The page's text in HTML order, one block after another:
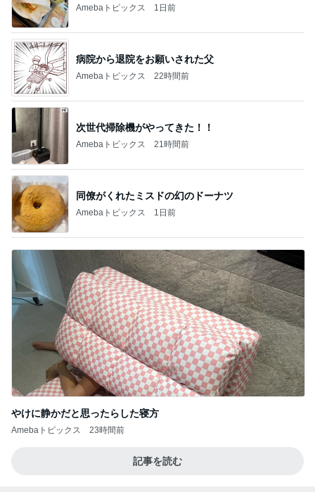
Amebaトピックス 1日前
病院から退院をお願いされた父
Amebaトピックス 22時間前
次世代掃除機がやってきた！！
Amebaトピックス 21時間前
同僚がくれたミスドの幻のドーナツ
Amebaトピックス 1日前
やけに静かだと思ったらした寝方
Amebaトピックス 23時間前
記事を読む